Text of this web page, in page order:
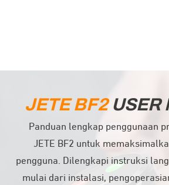
JETEBF2 USER
Panduan lengkap penggunaan
JETE BF2 untuk
pengguna. Dilengkapi instruksi
mulai dari instalasi,